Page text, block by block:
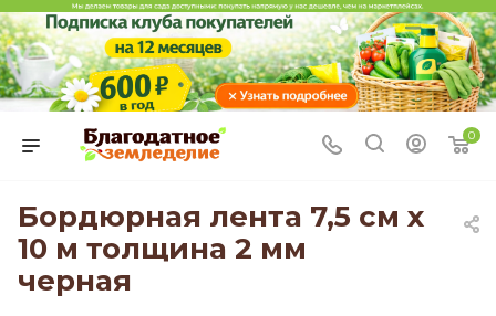
0
Бордюрная лента 7,5 см х
10 м толщина 2 мм
черная